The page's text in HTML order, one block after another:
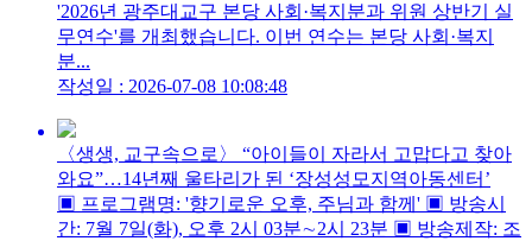
'2026년 광주대교구 본당 사회·복지분과 위원 상반기 실
무연수'를 개최했습니다. 이번 연수는 본당 사회·복지
분...
작성일 : 2026-07-08 10:08:48
〈생생, 교구속으로〉 “아이들이 자라서 고맙다고 찾아
와요”…14년째 울타리가 된 ‘장성성모지역아동센터’
▣ 프로그램명: '향기로운 오후, 주님과 함께' ▣ 방송시
간: 7월 7일(화), 오후 2시 03분∼2시 23분 ▣ 방송제작: 조